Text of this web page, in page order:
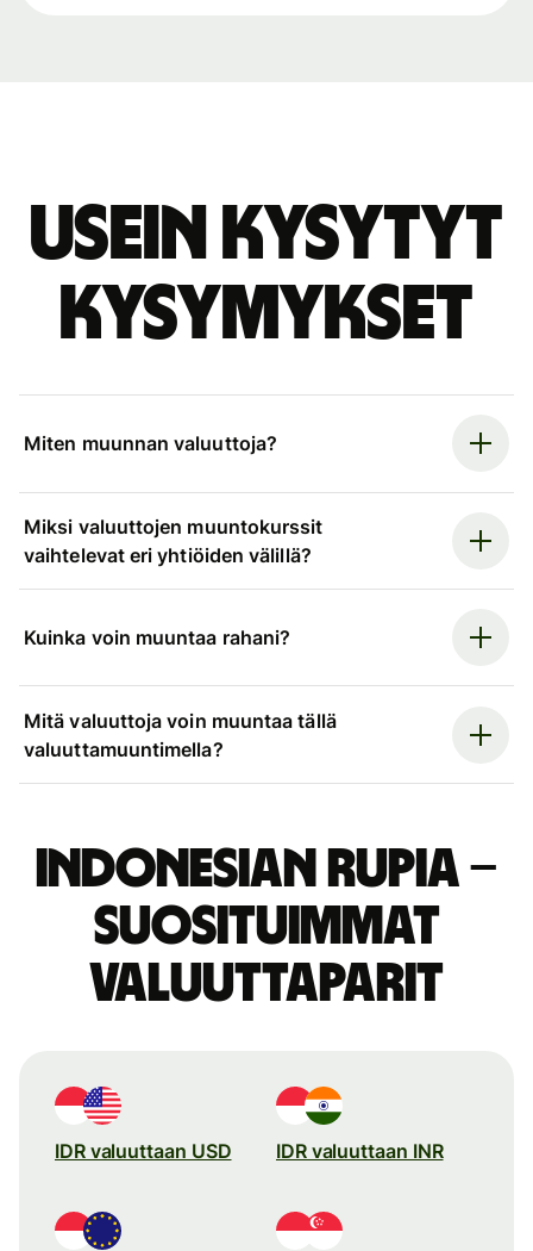
Usein kysytyt
kysymykset
Miten muunnan valuuttoja?
Miksi valuuttojen muuntokurssit
vaihtelevat eri yhtiöiden välillä?
Kuinka voin muuntaa rahani?
Mitä valuuttoja voin muuntaa tällä
valuuttamuuntimella?
Indonesian rupia –
suosituimmat
valuuttaparit
IDR valuuttaan USD IDR valuuttaan INR